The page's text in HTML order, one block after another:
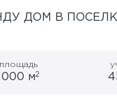
ДОМ В
площадь
1000 м2